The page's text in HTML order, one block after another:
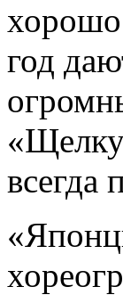
год
всегда